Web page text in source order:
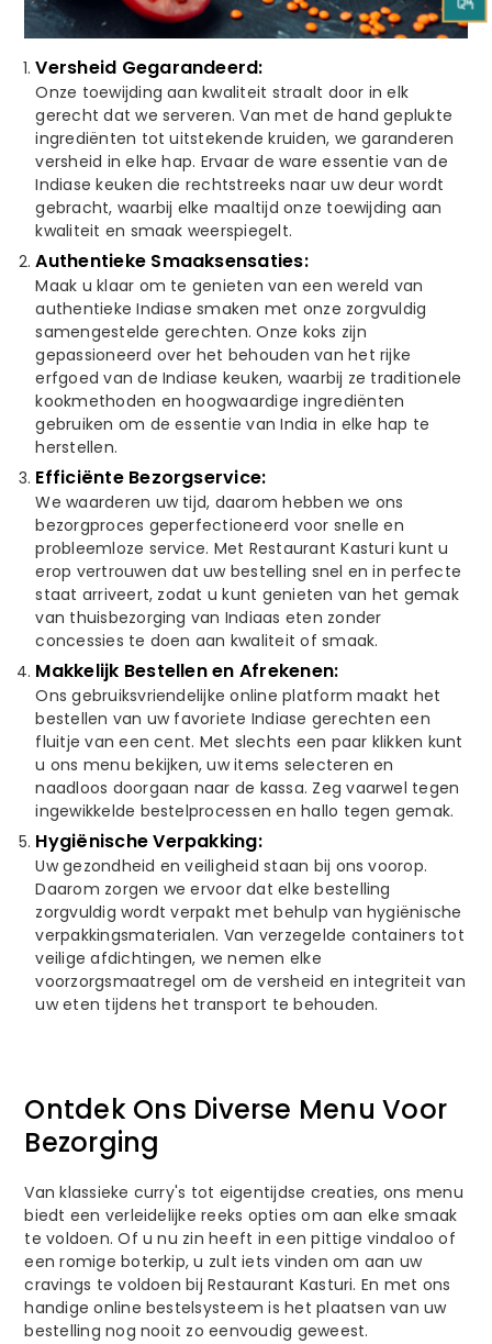
Versheid Gegarandeerd:
Onze toewijding aan kwaliteit straalt door in elk
gerecht dat we serveren. Van met de hand geplukte
ingrediënten tot uitstekende kruiden, we garanderen
versheid in elke hap. Ervaar de ware essentie van de
Indiase keuken die rechtstreeks naar uw deur wordt
gebracht, waarbij elke maaltijd onze toewijding aan
kwaliteit en smaak weerspiegelt.
Authentieke Smaaksensaties:
Maak u klaar om te genieten van een wereld van
authentieke Indiase smaken met onze zorgvuldig
samengestelde gerechten. Onze koks zijn
gepassioneerd over het behouden van het rijke
erfgoed van de Indiase keuken, waarbij ze traditionele
kookmethoden en hoogwaardige ingrediënten
gebruiken om de essentie van India in elke hap te
herstellen.
Efficiënte Bezorgservice:
We waarderen uw tijd, daarom hebben we ons
bezorgproces geperfectioneerd voor snelle en
probleemloze service. Met Restaurant Kasturi kunt u
erop vertrouwen dat uw bestelling snel en in perfecte
staat arriveert, zodat u kunt genieten van het gemak
van thuisbezorging van Indiaas eten zonder
concessies te doen aan kwaliteit of smaak.
Makkelijk Bestellen en Afrekenen:
Ons gebruiksvriendelijke online platform maakt het
bestellen van uw favoriete Indiase gerechten een
fluitje van een cent. Met slechts een paar klikken kunt
u ons menu bekijken, uw items selecteren en
naadloos doorgaan naar de kassa. Zeg vaarwel tegen
ingewikkelde bestelprocessen en hallo tegen gemak.
Hygiënische Verpakking:
Uw gezondheid en veiligheid staan bij ons voorop.
Daarom zorgen we ervoor dat elke bestelling
zorgvuldig wordt verpakt met behulp van hygiënische
verpakkingsmaterialen. Van verzegelde containers tot
veilige afdichtingen, we nemen elke
voorzorgsmaatregel om de versheid en integriteit van
uw eten tijdens het transport te behouden.
Ontdek Ons Diverse Menu Voor
Bezorging
Van klassieke curry's tot eigentijdse creaties, ons menu
biedt een verleidelijke reeks opties om aan elke smaak
te voldoen. Of u nu zin heeft in een pittige vindaloo of
een romige boterkip, u zult iets vinden om aan uw
cravings te voldoen bij Restaurant Kasturi. En met ons
handige online bestelsysteem is het plaatsen van uw
bestelling nog nooit zo eenvoudig geweest.